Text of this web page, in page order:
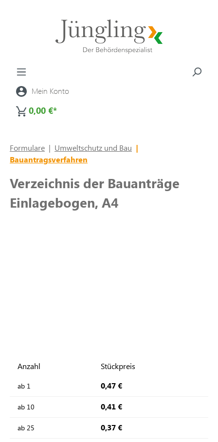
Mein Konto
0,00 €*
Formulare | Umweltschutz und Bau |
Bauantragsverfahren
Verzeichnis der Bauanträge
Einlagebogen, A4
Anzahl Stückpreis
ab 1 0,47 €
ab 10 0,41 €
ab 25 0,37 €